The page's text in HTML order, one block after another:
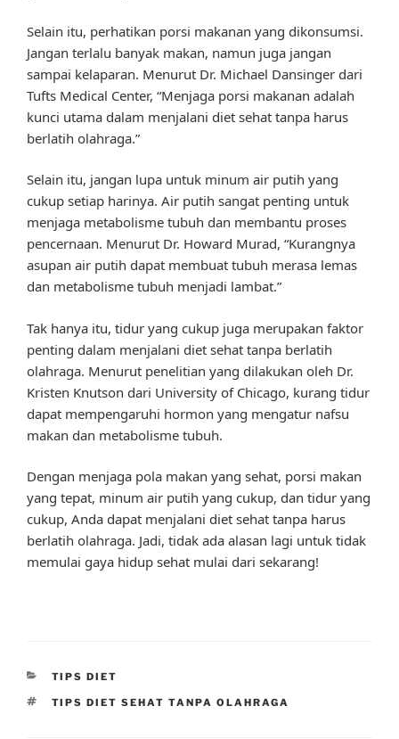
Selain itu, perhatikan porsi makanan yang dikonsumsi.
Jangan terlalu banyak makan, namun juga jangan
sampai kelaparan. Menurut Dr. Michael Dansinger dari
Tufts Medical Center, “Menjaga porsi makanan adalah
kunci utama dalam menjalani diet sehat tanpa harus
berlatih olahraga.”
Selain itu, jangan lupa untuk minum air putih yang
cukup setiap harinya. Air putih sangat penting untuk
menjaga metabolisme tubuh dan membantu proses
pencernaan. Menurut Dr. Howard Murad, “Kurangnya
asupan air putih dapat membuat tubuh merasa lemas
dan metabolisme tubuh menjadi lambat.”
Tak hanya itu, tidur yang cukup juga merupakan faktor
penting dalam menjalani diet sehat tanpa berlatih
olahraga. Menurut penelitian yang dilakukan oleh Dr.
Kristen Knutson dari University of Chicago, kurang tidur
dapat mempengaruhi hormon yang mengatur nafsu
makan dan metabolisme tubuh.
Dengan menjaga pola makan yang sehat, porsi makan
yang tepat, minum air putih yang cukup, dan tidur yang
cukup, Anda dapat menjalani diet sehat tanpa harus
berlatih olahraga. Jadi, tidak ada alasan lagi untuk tidak
memulai gaya hidup sehat mulai dari sekarang!
CATEGORIES
TIPS DIET
TAGS
TIPS DIET SEHAT TANPA OLAHRAGA